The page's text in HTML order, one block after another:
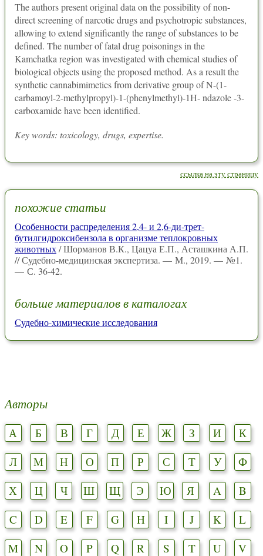
The authors present original data on the possibility of non-
direct screening of narcotic drugs and psychotropic substances,
allowing to extend significantly the range of substances to be
defined. The number of fatal drug poisonings in the
Kamchatka region was investigated with chemical studies of
biological objects using the proposed method. As a result the
synthetic cannabimimetics from derivative group of N-(1-
carbamoyl-2-methylpropyl)-1-(phenylmethyl)-1Н- ndazole -3-
carboxamide have been identified.
Key words: toxicology, drugs, expertise.
ссылка на эту страницу
похожие статьи
Особенности распределения 2,4- и 2,6-ди-трет-
бутилгидроксибензола в организме теплокровных
животных/ Шорманов В.К., Цацуа Е.П., Асташкина А.П.
// Судебно-медицинская экспертиза. — М., 2019. — №1.
— С. 36-42.
больше материалов в каталогах
Судебно-химические исследования
Авторы
А Б В Г Д Е Ж З И
К
Л
М Н О П Р С Т У
Ф
Х
Ц Ч Ш Щ Э Ю Я A
B
C
D E F G H I J K
L
M
N O P Q R S T U
V